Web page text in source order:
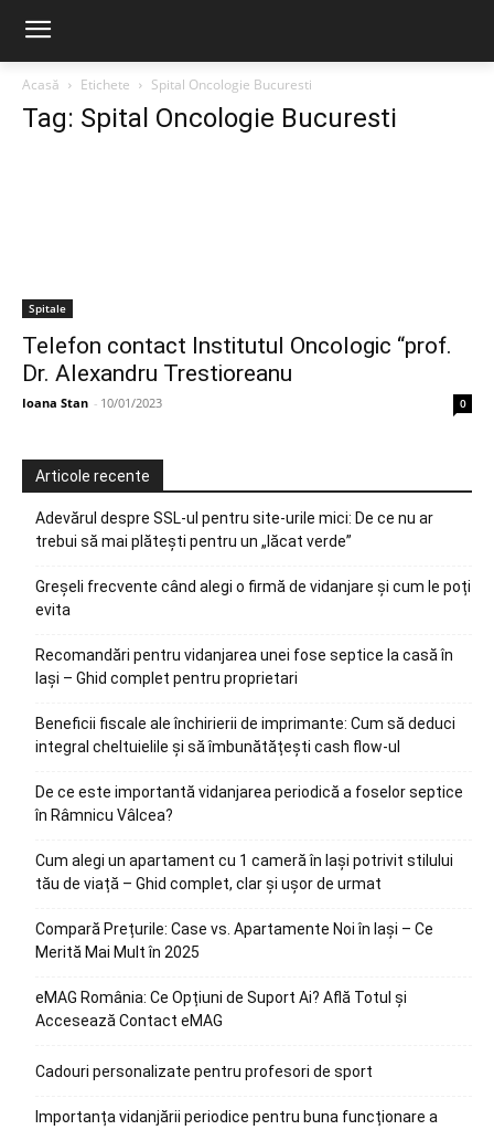
Acasă Etichete Spital Oncologie Bucuresti
Tag: Spital Oncologie Bucuresti
Spitale
Telefon contact Institutul Oncologic “prof.
Dr. Alexandru Trestioreanu
Ioana Stan - 10/01/2023 0
Articole recente
Adevărul despre SSL-ul pentru site-urile mici: De ce nu ar
trebui să mai plătești pentru un „lăcat verde”
Greșeli frecvente când alegi o firmă de vidanjare și cum le poți
evita
Recomandări pentru vidanjarea unei fose septice la casă în
Iași – Ghid complet pentru proprietari
Beneficii fiscale ale închirierii de imprimante: Cum să deduci
integral cheltuielile și să îmbunătățești cash flow-ul
De ce este importantă vidanjarea periodică a foselor septice
în Râmnicu Vâlcea?
Cum alegi un apartament cu 1 cameră în Iași potrivit stilului
tău de viață – Ghid complet, clar și ușor de urmat
Compară Prețurile: Case vs. Apartamente Noi în Iași – Ce
Merită Mai Mult în 2025
eMAG România: Ce Opțiuni de Suport Ai? Află Totul și
Accesează Contact eMAG
Cadouri personalizate pentru profesori de sport
Importanța vidanjării periodice pentru buna funcționare a